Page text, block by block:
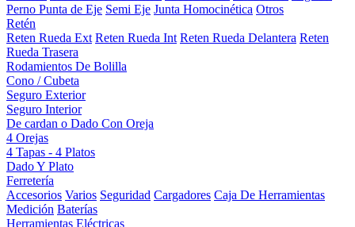
Perno Punta de Eje Semi Eje Junta Homocinética Otros
Retén
Reten Rueda Ext Reten Rueda Int Reten Rueda Delantera Reten
Rueda Trasera
Rodamientos De Bolilla
Cono / Cubeta
Seguro Exterior
Seguro Interior
De cardan o Dado Con Oreja
4 Orejas
4 Tapas - 4 Platos
Dado Y Plato
Ferretería
Accesorios Varios Seguridad Cargadores Caja De Herramientas
Medición Baterías
Herramientas Eléctricas